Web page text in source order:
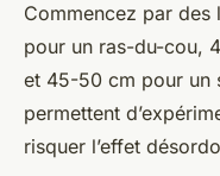
Commencez par des
pour un ras-du-cou,
et 45-50 cm pour un
permettent
risquer l’effet